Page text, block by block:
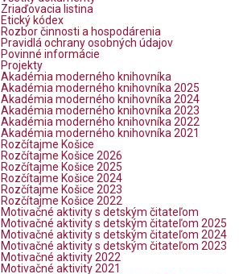
Zriaďovacia listina
Etický kódex
Rozbor činnosti a hospodárenia
Pravidlá ochrany osobných údajov
Povinné informácie
Projekty
Akadémia moderného knihovníka
Akadémia moderného knihovníka 2025
Akadémia moderného knihovníka 2024
Akadémia moderného knihovníka 2023
Akadémia moderného knihovníka 2022
Akadémia moderného knihovníka 2021
Rozčítajme Košice
Rozčítajme Košice 2026
Rozčítajme Košice 2025
Rozčítajme Košice 2024
Rozčítajme Košice 2023
Rozčítajme Košice 2022
Motivačné aktivity s detským čitateľom
Motivačné aktivity s detským čitateľom 2025
Motivačné aktivity s detským čitateľom 2024
Motivačné aktivity s detským čitateľom 2023
Motivačné aktivity 2022
Motivačné aktivity 2021